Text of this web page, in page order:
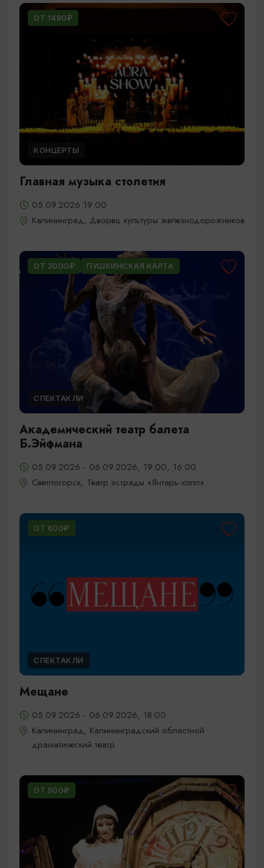
ОТ 1490₽
КОНЦЕРТЫ
Главная музыка столетия
05.09.2026 19:00
Калининград, Дворец культуры железнодорожников
ОТ 2000₽ ПУШКИНСКАЯ КАРТА
СПЕКТАКЛИ
Академический театр балета
Б.Эйфмана
05.09.2026 - 06.09.2026, 19:00, 16:00
Светлогорск, Театр эстрады «Янтарь-холл»
ОТ 600₽
СПЕКТАКЛИ
Мещане
05.09.2026 - 06.09.2026, 18:00
Калининград, Калининградский областной
драматический театр
ОТ 500₽